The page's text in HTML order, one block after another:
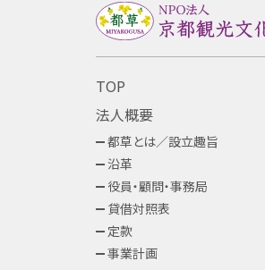
TOP
法人概要
都草とは／設立趣旨
沿革
役員・顧問・事務局
貸借対照表
定款
事業計画